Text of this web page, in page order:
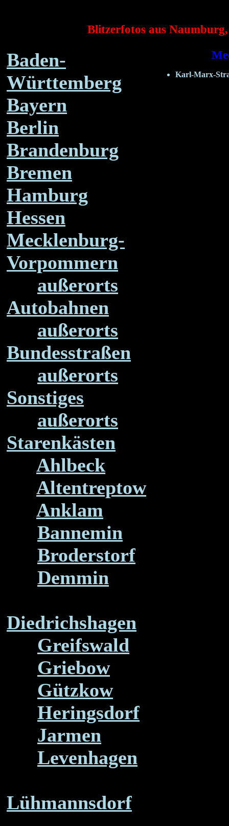
Blitzerfotos aus
Baden-
Württemberg
Bayern
Berlin
Brandenburg
Bremen
Hamburg
Hessen
Mecklenburg-
Vorpommern
außerorts
Autobahnen
außerorts
Bundesstraßen
außerorts
Sonstiges
außerorts
Starenkästen
Ahlbeck
Altentreptow
Anklam
Bannemin
Broderstorf
Demmin
Diedrichshagen
Greifswald
Griebow
Gützkow
Heringsdorf
Jarmen
Levenhagen
Lühmannsdorf
Karl-Marx-